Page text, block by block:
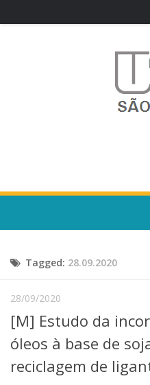
Escola, Institutos e Órgãos
Núcleos e Comissões
Telefones e Mapas
Pessoas
Graduação
Tagged: 28.09.2020
28/09/2020
[M] Estudo da
óleos à base de
reciclagem de